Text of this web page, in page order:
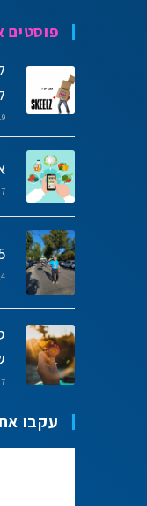
פוסטים
19
7 במרץ 2022
5
24
7 בדצמבר 2021
עקבו